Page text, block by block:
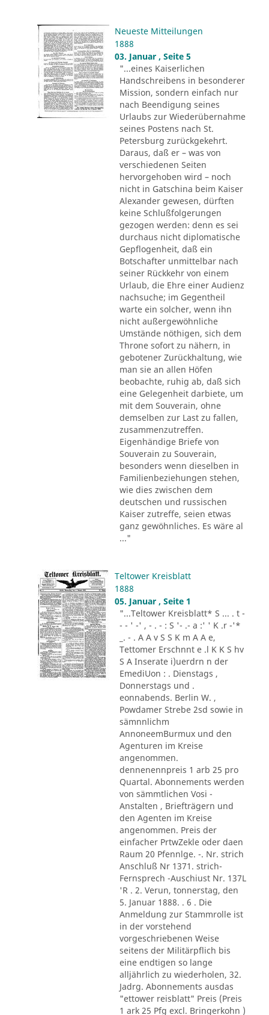
Neueste Mitteilungen
1888
03. Januar , Seite 5
"...eines Kaiserlichen
Handschreibens in besonderer
Mission, sondern einfach nur
nach Beendigung seines
Urlaubs zur Wiederübernahme
seines Postens nach St.
Petersburg zurückgekehrt.
Daraus, daß er – was von
verschiedenen Seiten
hervorgehoben wird – noch
nicht in Gatschina beim Kaiser
Alexander gewesen, dürften
keine Schlußfolgerungen
gezogen werden: denn es sei
durchaus nicht diplomatische
Gepflogenheit, daß ein
Botschafter unmittelbar nach
seiner Rückkehr von einem
Urlaub, die Ehre einer Audienz
nachsuche; im Gegentheil
warte ein solcher, wenn ihn
nicht außergewöhnliche
Umstände nöthigen, sich dem
Throne sofort zu nähern, in
gebotener Zurückhaltung, wie
man sie an allen Höfen
beobachte, ruhig ab, daß sich
eine Gelegenheit darbiete, um
mit dem Souverain, ohne
demselben zur Last zu fallen,
zusammenzutreffen.
Eigenhändige Briefe von
Souverain zu Souverain,
besonders wenn dieselben in
Familienbeziehungen stehen,
wie dies zwischen dem
deutschen und russischen
Kaiser zutreffe, seien etwas
ganz gewöhnliches. Es wäre al
..."
Teltower Kreisblatt
1888
05. Januar , Seite 1
"...Teltower Kreisblatt* S ... . t -
- - ' -' , - . - : S '- .- a :' ' K .r -'*
_. - . A A v S S K m A A e,
Tettomer Erschnnt e .l K K S hv
S A Inserate i)uerdrn n der
EmediUon : . Dienstags ,
Donnerstags und .
eonnabends. Berlin W. ,
Powdamer Strebe 2sd sowie in
sämnnlichm
AnnoneemBurmux und den
Agenturen im Kreise
angenommen.
dennenennpreis 1 arb 25 pro
Quartal. Abonnements werden
von sämmtlichen Vosi -
Anstalten , Briefträgern und
den Agenten im Kreise
angenommen. Preis der
einfacher PrtwZekle oder daen
Raum 20 Pfennlge. -. Nr. strich
Anschluß Nr 1371. strich-
Fernsprech -Auschiust Nr. 137L
'R . 2. Verun, tonnerstag, den
5. Januar 1888. . 6 . Die
Anmeldung zur Stammrolle ist
in der vorstehend
vorgeschriebenen Weise
seitens der Militärpflich bis
eine endtigen so lange
alljährlich zu wiederholen, 32.
Jadrg. Abonnements ausdas
"ettower reisblatt" Preis (Preis
1 ark 25 Pfg excl. Bringerkohn )